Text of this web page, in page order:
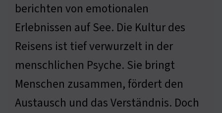
berichten von emotionalen
Erlebnissen auf See. Die Kultur des
Reisens ist tief verwurzelt in der
menschlichen Psyche. Sie bringt
Menschen zusammen, fördert den
Austausch und das Verständnis. Doch